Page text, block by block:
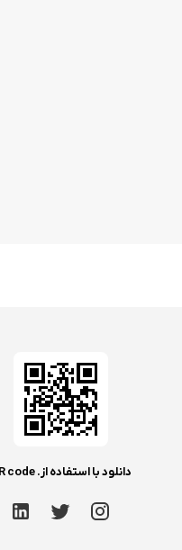
دانلود با استفاده از. QR code